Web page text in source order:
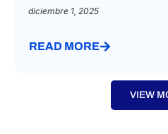
diciembre 1, 2025
READ MORE
VIEW